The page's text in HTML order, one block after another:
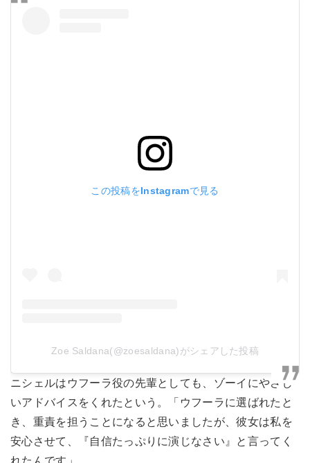
この投稿をInstagramで見る
Zoe Saldana(@zoesaldana)がシェアした投稿
ニシェルはウフーラ役の先輩としても、ゾーイにやさし
いアドバイスをくれたという。「ウフーラに選ばれたと
き、重責を担うことになると思いましたが、彼女は私を
安心させて、『自信たっぷりに演じなさい』と言ってく
れたんです」。